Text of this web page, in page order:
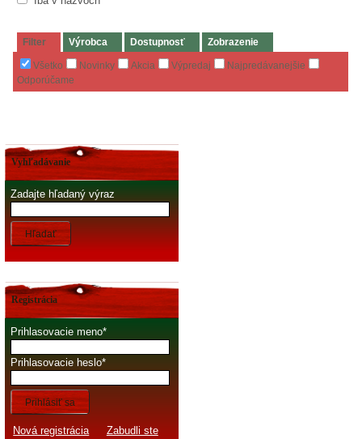
Filter Výrobca Dostupnosť Zobrazenie
Všetko Novinky Akcia Výpredaj
Najpredávanejšie
Odporúčame
Vyhľadávanie
Zadajte hľadaný výraz
Hľadať
Registrácia
Prihlasovacie meno
Prihlasovacie heslo
Prihlásiť sa
Nová registrácia
Zabudli ste